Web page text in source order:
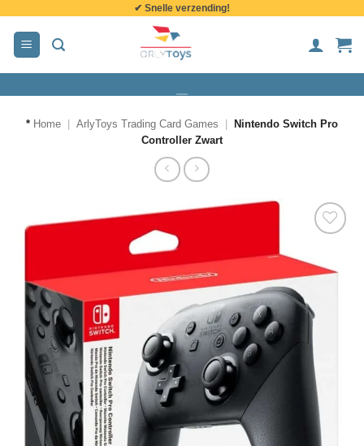
inhoud
✔ Snelle verzending!
* Home ArlyToys Trading Card Games
Nintendo Switch Pro
Controller Zwart